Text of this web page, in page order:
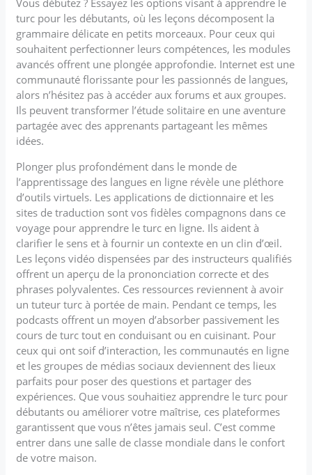
turc pour les débutants, où les leçons décomposent la
grammaire délicate en petits morceaux. Pour ceux qui
souhaitent perfectionner leurs compétences, les modules
avancés offrent une plongée approfondie. Internet est une
communauté florissante pour les passionnés de langues,
alors n’hésitez pas à accéder aux forums et aux groupes.
Ils peuvent transformer l’étude solitaire en une aventure
partagée avec des apprenants partageant les mêmes
idées.
Plonger plus profondément dans le monde de
l’apprentissage des langues en ligne révèle une pléthore
d’outils virtuels. Les applications de dictionnaire et les
sites de traduction sont vos fidèles compagnons dans ce
voyage pour apprendre le turc en ligne. Ils aident à
clarifier le sens et à fournir un contexte en un clin d’œil.
Les leçons vidéo dispensées par des instructeurs qualifiés
offrent un aperçu de la prononciation correcte et des
phrases polyvalentes. Ces ressources reviennent à avoir
un tuteur turc à portée de main. Pendant ce temps, les
podcasts offrent un moyen d’absorber passivement les
cours de turc tout en conduisant ou en cuisinant. Pour
ceux qui ont soif d’interaction, les communautés en ligne
et les groupes de médias sociaux deviennent des lieux
parfaits pour poser des questions et partager des
expériences. Que vous souhaitiez apprendre le turc pour
débutants ou améliorer votre maîtrise, ces plateformes
garantissent que vous n’êtes jamais seul. C’est comme
entrer dans une salle de classe mondiale dans le confort
de votre maison.